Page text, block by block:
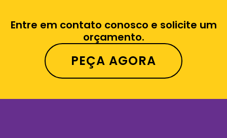
Entre em contato conosco e solicite um
orçamento.
PEÇA AGORA